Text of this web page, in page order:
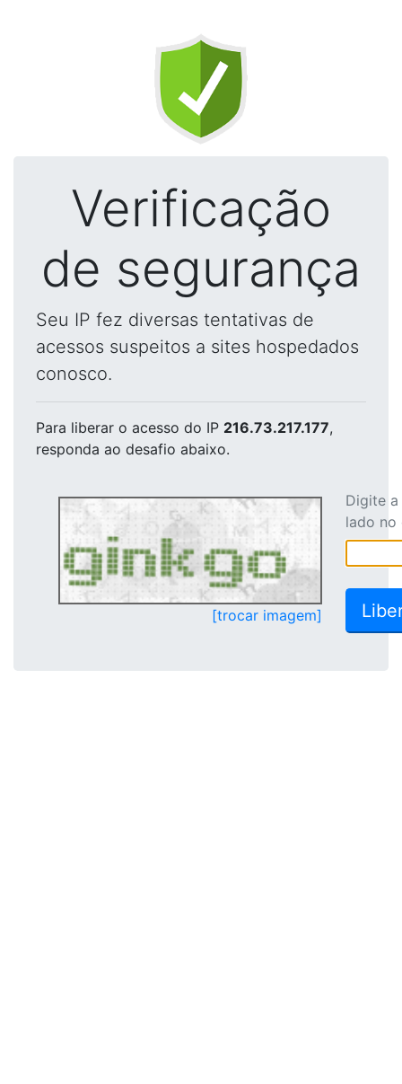
Verificação
de segurança
Seu IP fez diversas tentativas de
acessos suspeitos a sites hospedados
conosco.
Para liberar o acesso do IP 216.73.217.177,
responda ao desafio abaixo.
[trocar imagem]
Digite
lado no